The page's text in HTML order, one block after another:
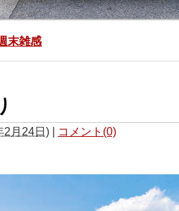
末雑感
2月24日 ) コメント(0)